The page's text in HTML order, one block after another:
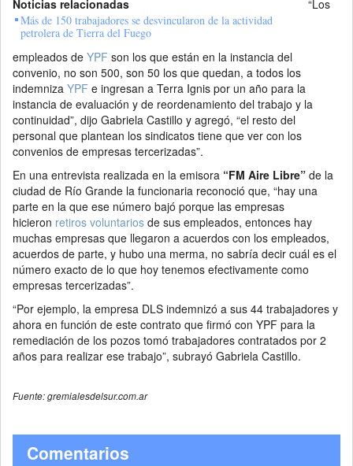
Noticias relacionadas
Más de 150 trabajadores se desvincularon de la actividad
petrolera de Tierra del Fuego
“Los
empleados de YPF son los que están en la instancia del
convenio, no son 500, son 50 los que quedan, a todos los
indemniza YPF e ingresan a Terra Ignis por un año para la
instancia de evaluación y de reordenamiento del trabajo y la
continuidad”, dijo Gabriela Castillo y agregó, “el resto del
personal que plantean los sindicatos tiene que ver con los
convenios de empresas tercerizadas”.
En una entrevista realizada en la emisora “FM Aire Libre” de la
ciudad de Río Grande la funcionaria reconoció que, “hay una
parte en la que ese número bajó porque las empresas
hicieron retiros voluntarios de sus empleados, entonces hay
muchas empresas que llegaron a acuerdos con los empleados,
acuerdos de parte, y hubo una merma, no sabría decir cuál es el
número exacto de lo que hoy tenemos efectivamente como
empresas tercerizadas”.
“Por ejemplo, la empresa DLS indemnizó a sus 44 trabajadores y
ahora en función de este contrato que firmó con YPF para la
remediación de los pozos tomó trabajadores contratados por 2
años para realizar ese trabajo”, subrayó Gabriela Castillo.
Fuente: gremialesdelsur.com.ar
Comentarios